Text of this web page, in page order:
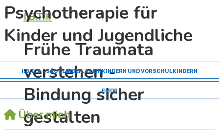
I.B.T.®
Frühe Traumata
verstehen -
Bindung sicher
gestalten
Psychotherapie für
Kinder und Jugendliche
I.B.T.® - SÄUGLINGEN, KLEINKINDERN UND VORSCHULKINDERN
EMDR
Über mich